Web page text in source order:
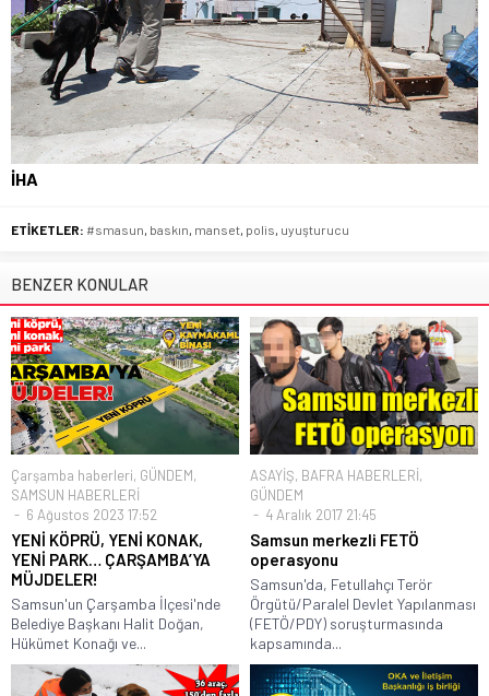
İHA
ETİKETLER: #smasun, baskın, manset, polis, uyuşturucu
BENZER KONULAR
Çarşamba haberleri, GÜNDEM,
SAMSUN HABERLERİ
6 Ağustos 2023 17:52
YENİ KÖPRÜ, YENİ KONAK,
YENİ PARK… ÇARŞAMBA’YA
MÜJDELER!
Samsun'un Çarşamba İlçesi'nde
Belediye Başkanı Halit Doğan,
Hükümet Konağı ve...
ASAYİŞ, BAFRA HABERLERİ,
GÜNDEM
4 Aralık 2017 21:45
Samsun merkezli FETÖ
operasyonu
Samsun'da, Fetullahçı Terör
Örgütü/Paralel Devlet Yapılanması
(FETÖ/PDY) soruşturmasında
kapsamında...